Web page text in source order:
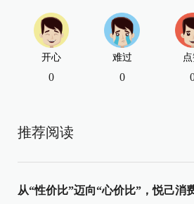
开心
0
难过
0
推荐阅读
从“性价比”迈向“心价比”，悦己消